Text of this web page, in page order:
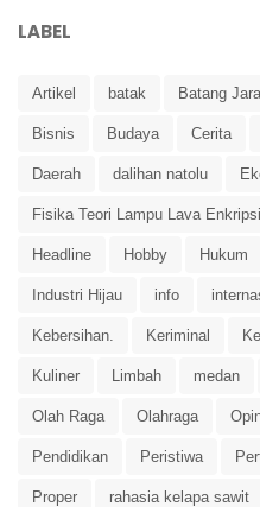
LABEL
Artikel batak Batang
Bisnis Budaya Cerita
Daerah dalihan natolu
Fisika Teori Lampu Lava
Headline Hobby Hukum
Industri Hijau info
Kebersihan. Keriminal
Kuliner Limbah medan
Olah Raga Olahraga
Pendidikan Peristiwa
Proper rahasia kelapa sawit